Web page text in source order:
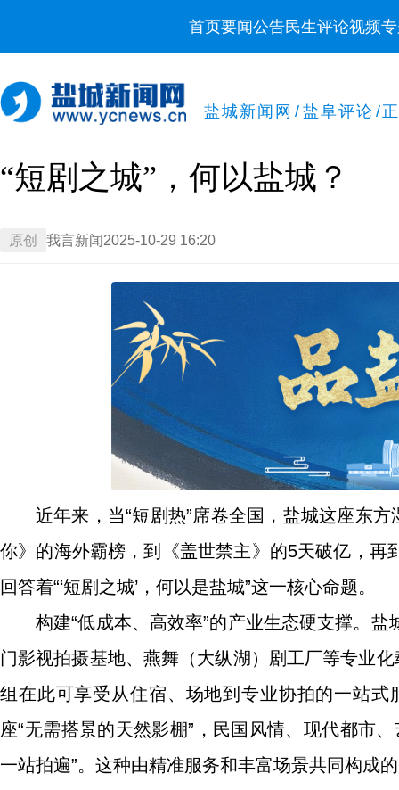
首页要闻公告民生评论视频
盐城新闻网 / 盐阜评论 /
“短剧之城”，何以盐城？
原创 我言新闻 2025-10-29 16:20
近年来，当“短剧热”席卷全国，盐城这座东
你》的海外霸榜，到《盖世禁主》的5天破亿，
回答着“‘短剧之城’，何以是盐城”这一核心命题。
构建“低成本、高效率”的产业生态硬支撑。
门影视拍摄基地、燕舞（大纵湖）剧工厂等专业
组在此可享受从住宿、场地到专业协拍的一站
座“无需搭景的天然影棚”，民国风情、现代都市
一站拍遍”。这种由精准服务和丰富场景共同构成